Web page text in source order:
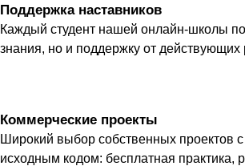
Поддержка наставников
Каждый студент нашей онлайн-школы
знания, но и поддержку от действующих
Коммерческие проекты
Широкий выбор собственных проектов
исходным кодом: бесплатная практика,